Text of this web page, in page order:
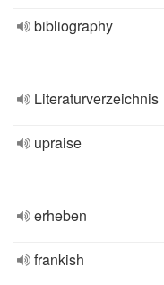
bibliography
Literaturverzeichnis
upraise
erheben
frankish